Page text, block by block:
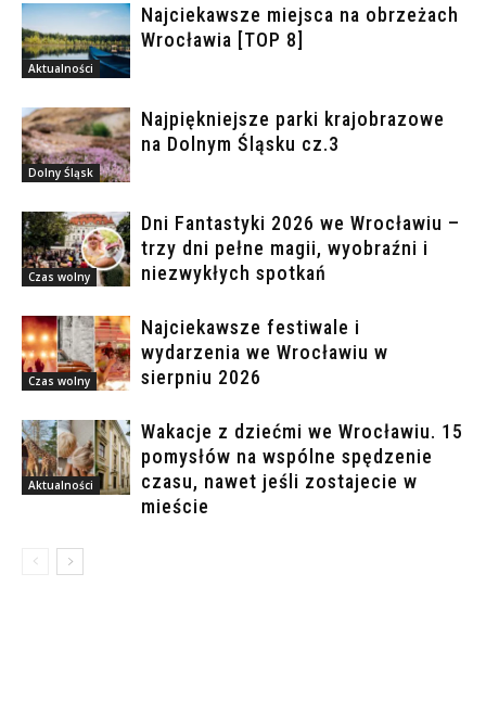
Aktualności
Najciekawsze miejsca na obrzeżach
Wrocławia [TOP 8]
Dolny Śląsk
Najpiękniejsze parki krajobrazowe
na Dolnym Śląsku cz.3
Czas wolny
Dni Fantastyki 2026 we Wrocławiu –
trzy dni pełne magii, wyobraźni i
niezwykłych spotkań
Czas wolny
Najciekawsze festiwale i
wydarzenia we Wrocławiu w
sierpniu 2026
Aktualności
Wakacje z dziećmi we Wrocławiu. 15
pomysłów na wspólne spędzenie
czasu, nawet jeśli zostajecie w
mieście